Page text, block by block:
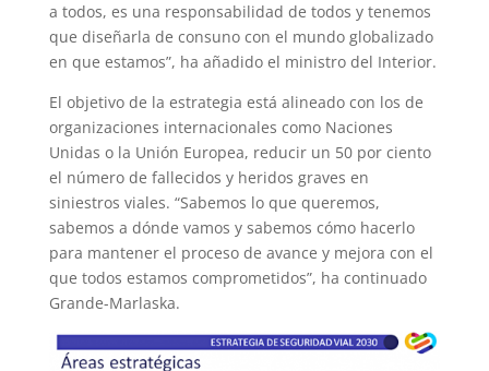
a todos, es una responsabilidad de todos y tenemos
que diseñarla de consuno con el mundo globalizado
en que estamos”, ha añadido el ministro del Interior.
El objetivo de la estrategia está alineado con los de
organizaciones internacionales como Naciones
Unidas o la Unión Europea, reducir un 50 por ciento
el número de fallecidos y heridos graves en
siniestros viales. “Sabemos lo que queremos,
sabemos a dónde vamos y sabemos cómo hacerlo
para mantener el proceso de avance y mejora con el
que todos estamos comprometidos”, ha continuado
Grande-Marlaska.